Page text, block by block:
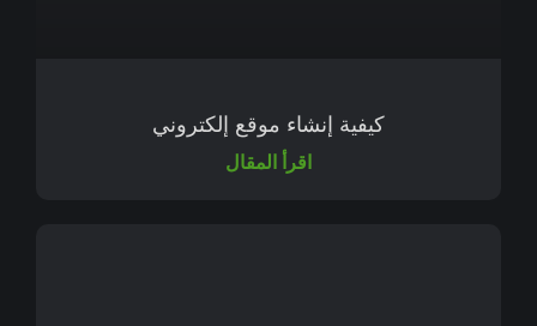
كيفية إنشاء موقع إلكتروني
اقرأ المقال